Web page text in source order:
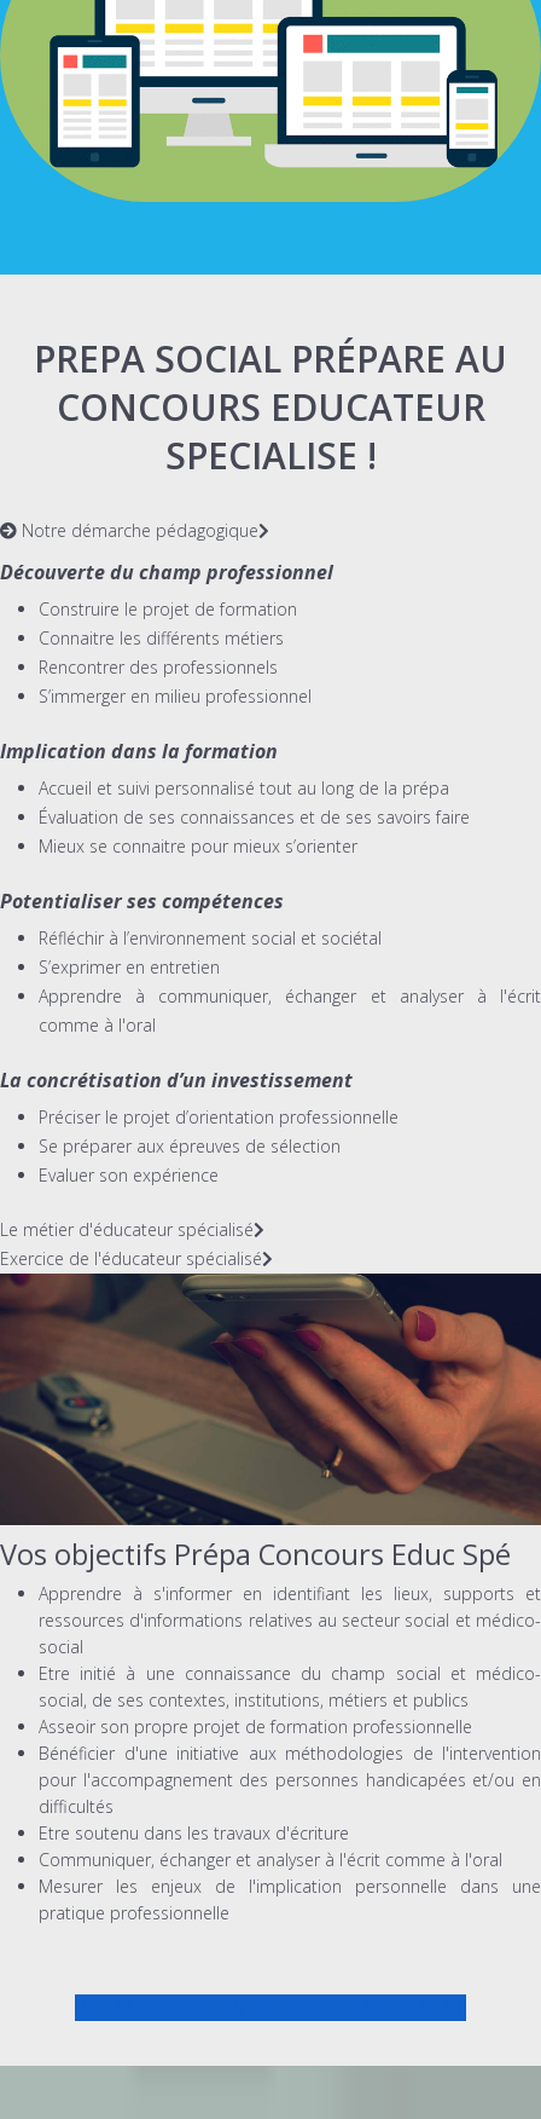
PREPA SOCIAL PRÉPARE AU
CONCOURS EDUCATEUR
SPECIALISE !
Notre démarche pédagogique
Découverte du champ professionnel
Construire le projet de formation
Connaitre les différents métiers
Rencontrer des professionnels
S’immerger en milieu professionnel
Implication dans la formation
Accueil et suivi personnalisé tout au long de la prépa
Évaluation de ses connaissances et de ses savoirs faire
Mieux se connaitre pour mieux s’orienter
Potentialiser ses compétences
Réfléchir à l’environnement social et sociétal
S’exprimer en entretien
Apprendre à communiquer, échanger et analyser à l'écrit
comme à l'oral
La concrétisation d’un investissement
Préciser le projet d’orientation professionnelle
Se préparer aux épreuves de sélection
Evaluer son expérience
Le métier d'éducateur spécialisé
Exercice de l'éducateur spécialisé
Vos objectifs Prépa Concours Educ Spé
Apprendre à s'informer en identifiant les lieux, supports et
ressources d'informations relatives au secteur social et médico-
social
Etre initié à une connaissance du champ social et médico-
social, de ses contextes, institutions, métiers et publics
Asseoir son propre projet de formation professionnelle
Bénéficier d'une initiative aux méthodologies de l'intervention
pour l'accompagnement des personnes handicapées et/ou en
difficultés
Etre soutenu dans les travaux d'écriture
Communiquer, échanger et analyser à l'écrit comme à l'oral
Mesurer les enjeux de l'implication personnelle dans une
pratique professionnelle